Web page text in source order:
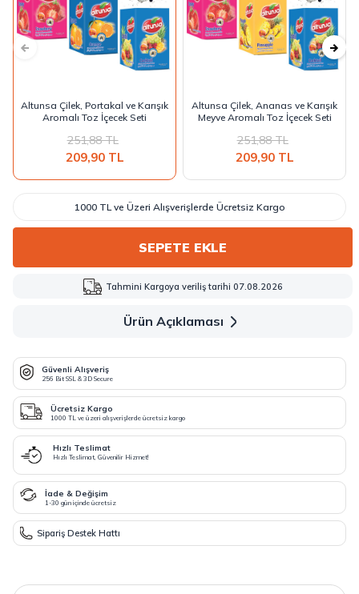
Altunsa Çilek, Portakal ve Karışık
Aromalı Toz İçecek Seti
251,88TL
209,90TL
Altunsa Çilek, Ananas ve Karışık
Meyve Aromalı Toz İçecek Seti
251,88TL
209,90TL
1000 TL ve Üzeri Alışverişlerde Ücretsiz Kargo
SEPETE EKLE
Tahmini Kargoya veriliş tarihi 07.08.2026
Ürün Açıklaması
Güvenli Alışveriş
256 Bit SSL & 3D Secure
Ücretsiz Kargo
1000 TL ve üzeri alışverişlerde ücretsiz kargo
Hızlı Teslimat
Hızlı Teslimat, Güvenilir Hizmet!
İade & Değişim
1-30 gün içinde ücretsiz
Sipariş Destek Hattı